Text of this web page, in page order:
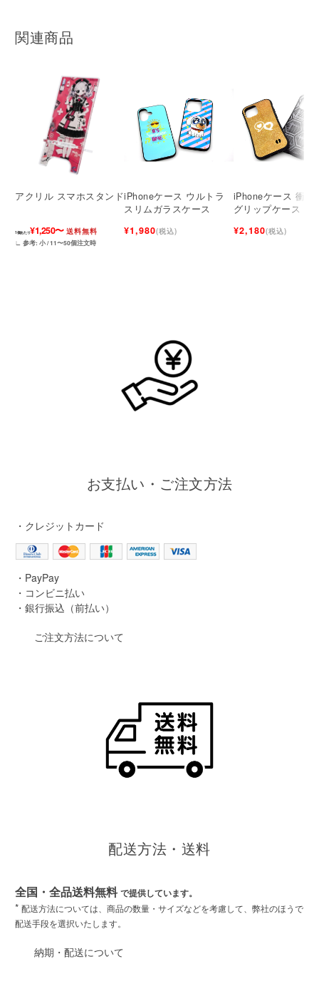
関連商品
アクリル スマホスタンド
1個あたり¥1,250〜 送料無料
∟ 参考: 小 / 11〜50個注文時
iPhoneケース ウルトラ
スリムガラスケース
¥1,980(税込)
iPhoneケース 衝撃
グリップケース
¥2,180(税込)
お支払い・ご注文方法
・クレジットカード
・PayPay
・コンビニ払い
・銀行振込（前払い）
ご注文方法について
配送方法・送料
全国・全品送料無料 で提供しています。
* 配送方法については、商品の数量・サイズなどを考慮して、弊社のほうで
配送手段を選択いたします。
納期・配送について